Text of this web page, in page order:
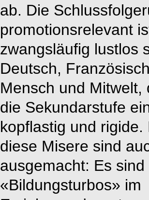
ab. Die
promotionsrelevant
zwangsläufig lustlos
Deutsch,
Mensch und
die Sekundarstufe
kopflastig und
diese Misere sind
ausgemacht: Es
«Bildungsturbos» im